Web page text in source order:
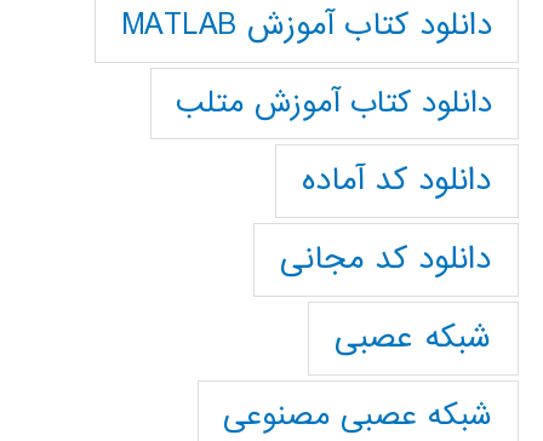
دانلود کتاب آموزش MATLAB
دانلود کتاب آموزش متلب
دانلود کد آماده
دانلود کد مجانی
شبکه عصبی
شبکه عصبی مصنوعی